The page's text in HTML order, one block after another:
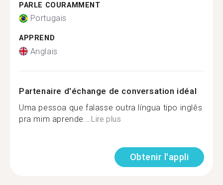
PARLE COURAMMENT
Portugais
APPREND
Anglais
Partenaire d'échange de conversation idéal
Uma pessoa que falasse outra língua tipo inglês
pra mim aprende... Lire plus
Obtenir l'appli